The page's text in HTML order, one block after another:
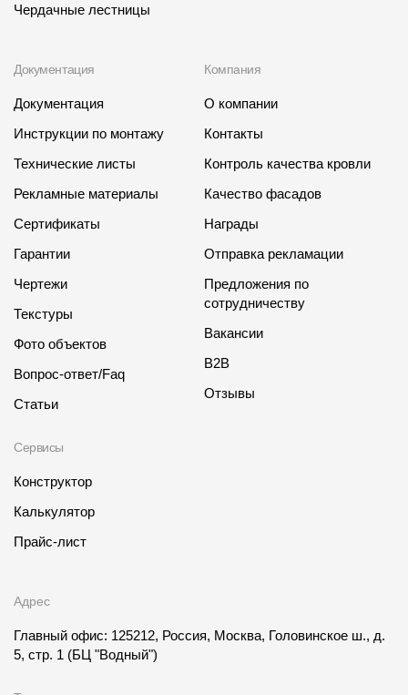
Чердачные лестницы
Документация
Документация
Инструкции по монтажу
Технические листы
Рекламные материалы
Сертификаты
Гарантии
Чертежи
Текстуры
Фото объектов
Вопрос-ответ/Faq
Статьи
Сервисы
Конструктор
Калькулятор
Прайс-лист
Компания
О компании
Контакты
Контроль качества кровли
Качество фасадов
Награды
Отправка рекламации
Предложения по
сотрудничеству
Вакансии
B2B
Отзывы
Адрес
Главный офис: 125212, Россия, Москва, Головинское ш., д.
5, стр. 1 (БЦ "Водный")